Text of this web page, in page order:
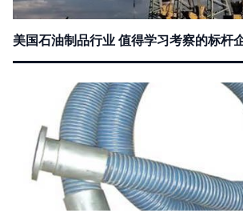
美国石油制品行业 值得学习考察的标杆